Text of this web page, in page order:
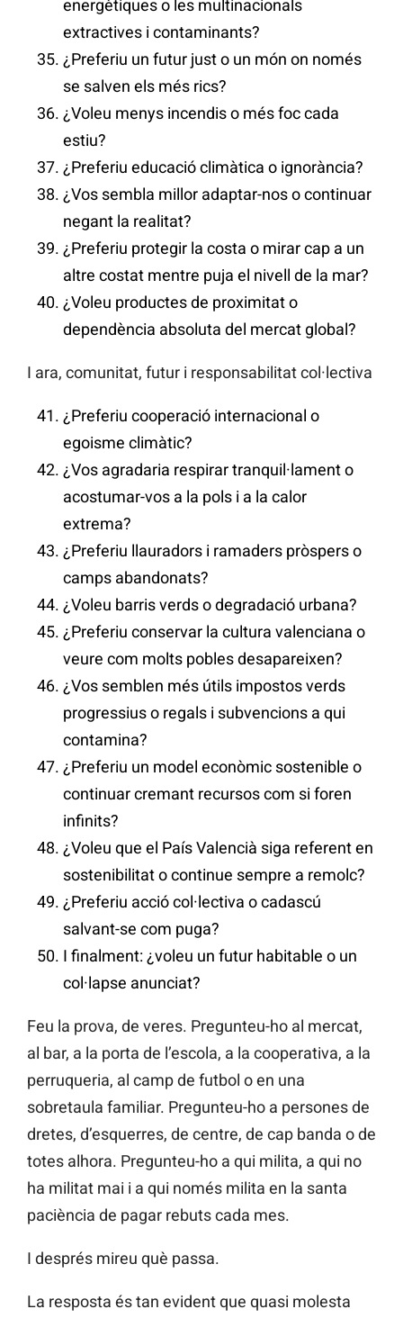
energètiques o les multinacionals
extractives i contaminants?
¿Preferiu un futur just o un món on només
se salven els més rics?
¿Voleu menys incendis o més foc cada
estiu?
¿Preferiu educació climàtica o ignorància?
¿Vos sembla millor adaptar-nos o continuar
negant la realitat?
¿Preferiu protegir la costa o mirar cap a un
altre costat mentre puja el nivell de la mar?
¿Voleu productes de proximitat o
dependència absoluta del mercat global?
I ara, comunitat, futur i responsabilitat col·lectiva
¿Preferiu cooperació internacional o
egoisme climàtic?
¿Vos agradaria respirar tranquil·lament o
acostumar-vos a la pols i a la calor
extrema?
¿Preferiu llauradors i ramaders pròspers o
camps abandonats?
¿Voleu barris verds o degradació urbana?
¿Preferiu conservar la cultura valenciana o
veure com molts pobles desapareixen?
¿Vos semblen més útils impostos verds
progressius o regals i subvencions a qui
contamina?
¿Preferiu un model econòmic sostenible o
continuar cremant recursos com si foren
infinits?
¿Voleu que el País Valencià siga referent en
sostenibilitat o continue sempre a remolc?
¿Preferiu acció col·lectiva o cadascú
salvant-se com puga?
I finalment: ¿voleu un futur habitable o un
col·lapse anunciat?
Feu la prova, de veres. Pregunteu-ho al mercat,
al bar, a la porta de l’escola, a la cooperativa, a la
perruqueria, al camp de futbol o en una
sobretaula familiar. Pregunteu-ho a persones de
dretes, d’esquerres, de centre, de cap banda o de
totes alhora. Pregunteu-ho a qui milita, a qui no
ha militat mai i a qui només milita en la santa
paciència de pagar rebuts cada mes.
I després mireu què passa.
La resposta és tan evident que quasi molesta